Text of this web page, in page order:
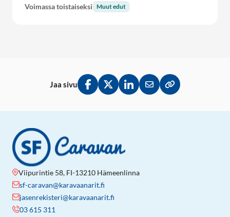
Voimassa toistaiseksi Muut edut
Jaa sivu
Jaa Facebookissa
Jaa Twitterissä
Jaa LinkedInissä
Jaa sähköpostitse
Kopioi linkki
Viipurintie 58, FI-13210 Hämeenlinna
sf-caravan@karavaanarit.fi
jasenrekisteri@karavaanarit.fi
03 615 311